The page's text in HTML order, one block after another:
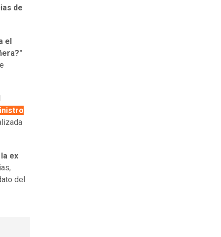
de
el
la ex
del